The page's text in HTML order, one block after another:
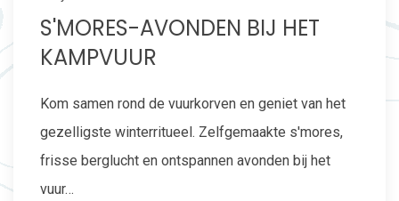
S'MORES-AVONDEN BIJ HET
KAMPVUUR
Kom samen rond de vuurkorven en geniet van het
gezelligste winterritueel. Zelfgemaakte s'mores,
frisse berglucht en ontspannen avonden bij het
vuur…